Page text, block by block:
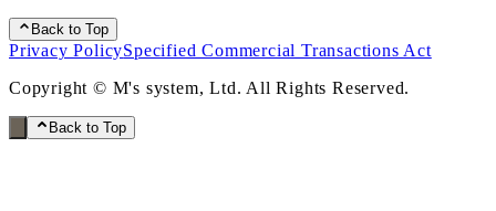
Back to Top
Privacy PolicySpecified Commercial Transactions Act
Copyright © M's system, Ltd. All Rights Reserved.
Back to Top